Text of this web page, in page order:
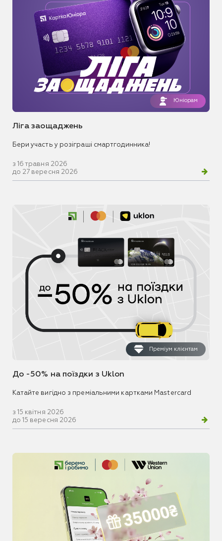
Юніорам
Ліга заощаджень
Бери участь у розіграші смартгодинника!
з 16 травня 2026
до 27 вересня 2026
Преміум клієнтам
До -50% на поїздки з Uklon
Катайте вигідно з преміальними картками Mastercard
з 15 квітня 2026
до 15 вересня 2026